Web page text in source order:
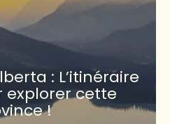
: L’itinéraire
explorer cette
!